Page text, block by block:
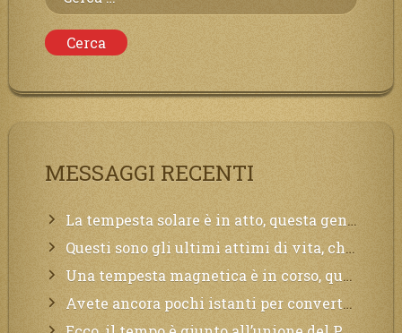
per:
MESSAGGI RECENTI
La tempesta solare è in atto, questa generazione soffrirà molto, la Terra arderà, l’acqua sarà contaminata, il cibo non sarà più nelle vostre mense.
Questi sono gli ultimi attimi di vita, chi si vuole salvare Mi chiami in suo aiuto.
Una tempesta magnetica è in corso, questa generazione patirà. Il black out non tarderà ad arrivare e tutta la Terra sarà oscurata.
Avete ancora pochi istanti per convertirvi, non perdete tempo, la sciagura arriverà all’improvviso e per chi non si sarà preparato saranno dolori.